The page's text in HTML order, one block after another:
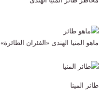
ماهو المنيا الهندى «الفئران الطائرة»
طائر المينا